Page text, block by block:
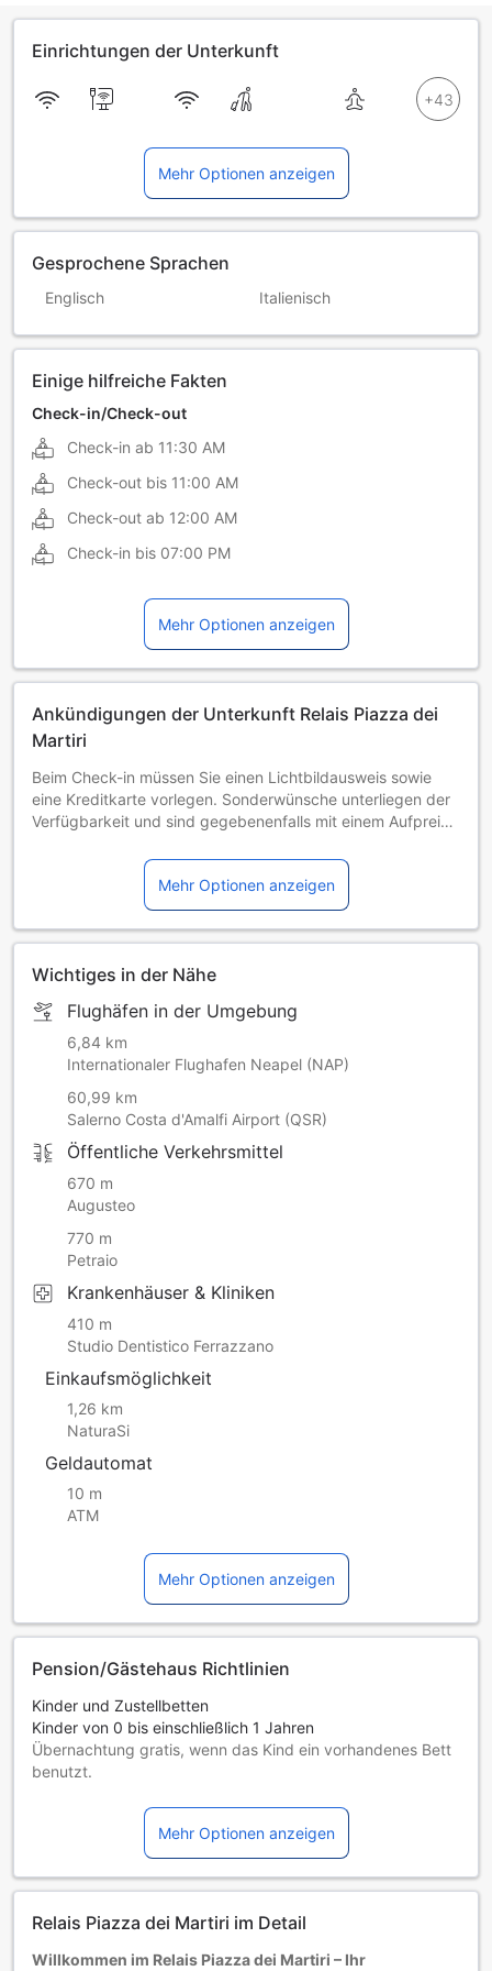
Einrichtungen der Unterkunft
Mehr Optionen anzeigen
Gesprochene Sprachen
Englisch Italienisch
Einige hilfreiche Fakten
Check-in/Check-out
Check-in ab 11:30 AM
Check-out bis 11:00 AM
Check-out ab 12:00 AM
Check-in bis 07:00 PM
Mehr Optionen anzeigen
Ankündigungen der Unterkunft Relais Piazza dei
Martiri
Beim Check-in müssen Sie einen Lichtbildausweis sowie
eine Kreditkarte vorlegen. Sonderwünsche unterliegen der
Verfügbarkeit und sind gegebenenfalls mit einem Aufpreis
voraussichtliche Ankunftszeit im Voraus mit. Nutzen Sie
hierfür bei der Buchung das Feld für besondere Anfragen
oder kontaktieren Sie die Unterkunft direkt.
Mehr Optionen anzeigen
Wichtiges in der Nähe
Flughäfen in der Umgebung
6,84 km
Internationaler Flughafen Neapel (NAP)
60,99 km
Salerno Costa d'Amalfi Airport (QSR)
Öffentliche Verkehrsmittel
670 m
Augusteo
770 m
Petraio
Krankenhäuser & Kliniken
410 m
Studio Dentistico Ferrazzano
Einkaufsmöglichkeit
1,26 km
NaturaSi
Geldautomat
10 m
ATM
Mehr Optionen anzeigen
Pension/Gästehaus Richtlinien
Kinder und Zustellbetten
Kinder von 0 bis einschließlich 1 Jahren
Übernachtung gratis, wenn das Kind ein vorhandenes Bett
benutzt.
Zimmerkategorie ab. Weitere Informationen entnehmen Sie
bitte der jeweiligen Zimmerbelegung.
Bei Buchung von mehr als 5 Zimmern könnten andere
Buchungsbestimmungen gelten und zusätzliche Gebühren
Mehr Optionen anzeigen
Relais Piazza dei Martiri im Detail
Willkommen im Relais Piazza dei Martiri – Ihr